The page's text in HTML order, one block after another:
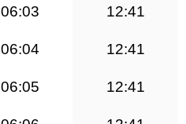
06:03 12:41
06:04 12:41
06:05 12:41